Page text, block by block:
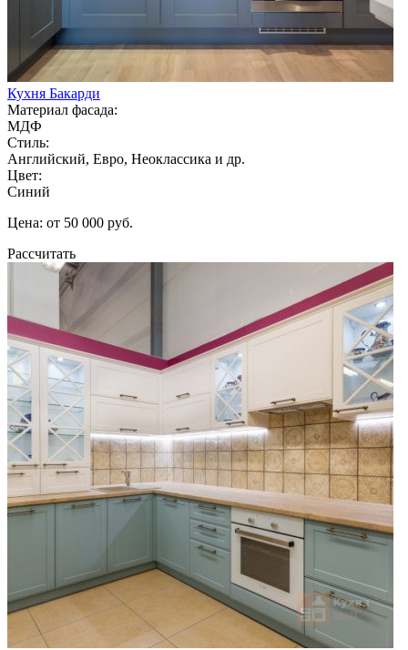
Кухня Бакарди
Материал фасада:
МДФ
Стиль:
Английский, Евро, Неоклассика и др.
Цвет:
Синий
Цена: от 50 000 руб.
Рассчитать